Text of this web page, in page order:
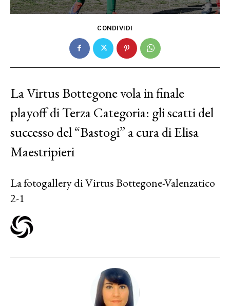
CONDIVIDI
La Virtus Bottegone vola in finale
playoff di Terza Categoria: gli scatti del
successo del “Bastogi” a cura di Elisa
Maestripieri
La fotogallery di Virtus Bottegone-Valenzatico
2-1